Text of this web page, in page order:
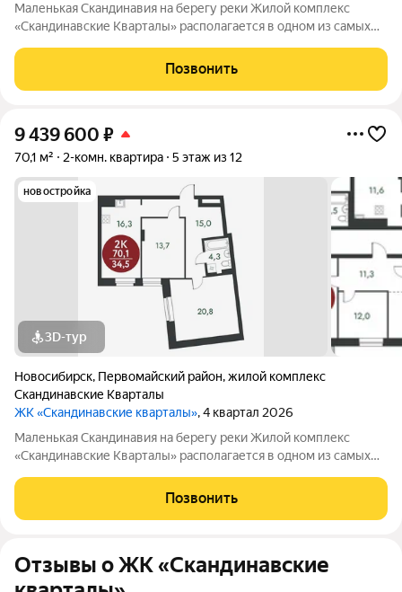
Маленькая Скандинавия на берегу реки Жилой комплекс
«Скандинавские Кварталы» располагается в одном из самых
за ней открываются прекрасные виды на холмы и нетронутую
природу. Уникальная
Позвонить
9 439 600 ₽
70,1 м² 2-комн. квартира 5 этаж из 12
новостройка
3D-тур
Новосибирск, Первомайский район,жилой комплекс
Скандинавские Кварталы
ЖК «Скандинавские кварталы», 4 квартал 2026
Маленькая Скандинавия на берегу реки Жилой комплекс
«Скандинавские Кварталы» располагается в одном из самых
за ней открываются прекрасные виды на холмы и нетронутую
природу. Уникальная
Позвонить
Отзывы о ЖК «Скандинавские